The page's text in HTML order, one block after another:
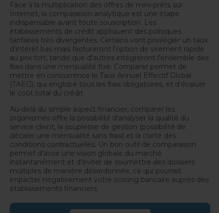
Face à la multiplication des offres de mini-prêts sur
Internet, la comparaison analytique est une étape
indispensable avant toute souscription. Les
établissements de crédit appliquent des politiques
tarifaires très divergentes. Certains vont privilégier un taux
d'intérêt bas mais factureront l'option de virement rapide
au prix fort, tandis que d'autres intégreront l'ensemble des
frais dans une mensualité fixe. Comparer permet de
mettre en concurrence le Taux Annuel Effectif Global
(TAEG), qui englobe tous les frais obligatoires, et d'évaluer
le coût total du crédit.
Au-delà du simple aspect financier, comparer les
organismes offre la possibilité d'analyser la qualité du
service client, la souplesse de gestion (possibilité de
décaler une mensualité sans frais) et la clarté des
conditions contractuelles. Un bon outil de comparaison
permet d'avoir une vision globale du marché
instantanément et d'éviter de soumettre des dossiers
multiples de manière désordonnée, ce qui pourrait
impacter négativement votre scoring bancaire auprès des
établissements financiers.